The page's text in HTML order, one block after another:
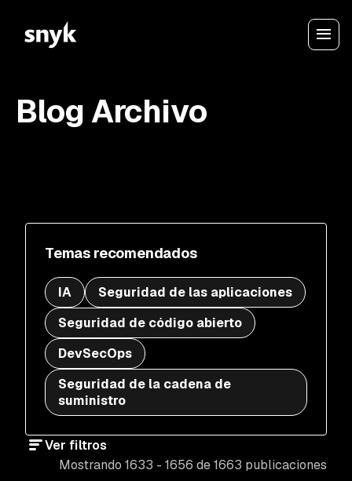
Blog Archivo
Temas recomendados
IA
Seguridad de las aplicaciones
Seguridad de código abierto
DevSecOps
Seguridad de la cadena de
suministro
Ver filtros
Mostrando 1633 - 1656 de 1663 publicaciones